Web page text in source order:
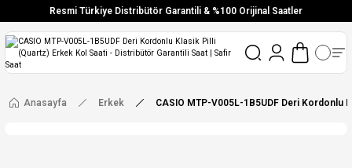
Resmi Türkiye Distribütör Garantili & %100 Orijinal Saatler
Vade Farksız 6 Taksit
Aynı Gün Stoktan Gönderim
Ücretsiz Kargo
Anasayfa Erkek CASIO MTP-V005L-1B5UDF Deri Kordonlu